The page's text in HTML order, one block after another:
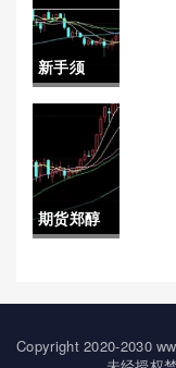
成本解析
及优化策
金是多少
（有助于
降低投资
者的交易
风险）
新手须
知！螺纹
期货直播
喊单(螺纹
期货如何
期货郑醇
货郑醇是
什么商品)
Copyright 2020-2030